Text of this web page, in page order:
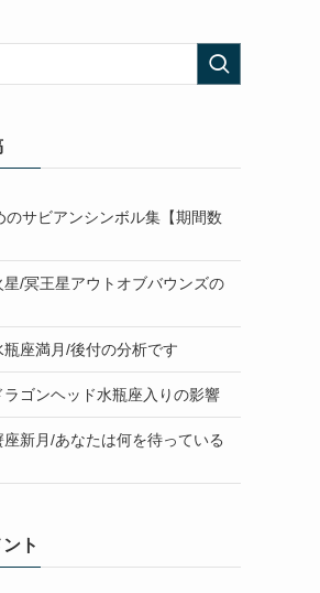
のサビアンシンボル集【期間数
/冥王星アウトオブバウンズの
座満月/後付の分析です
ゴンヘッド水瓶座入りの影響
新月/あなたは何を待っている
ト